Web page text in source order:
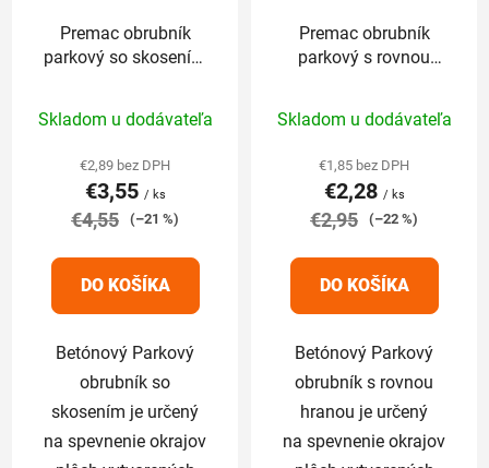
Premac obrubník
parkový so skosením
hodnotenie
produktu
je
5,0
5
hviezdičiek.
Skladom u dodávateľa
€2,89 bez DPH
€3,55 / ks
€4,55 (–21 %)
DO KOŠÍKA
Betónový Parkový
obrubník so
skosením je určený
na spevnenie okrajov
Premac obrubník
parkový s rovnou
Skladom u dodávateľa
€1,85 bez DPH
€2,28 / ks
€2,95 (–22 %)
DO KOŠÍKA
Betónový Parkový
obrubník s rovnou
hranou je určený
na spevnenie okrajov